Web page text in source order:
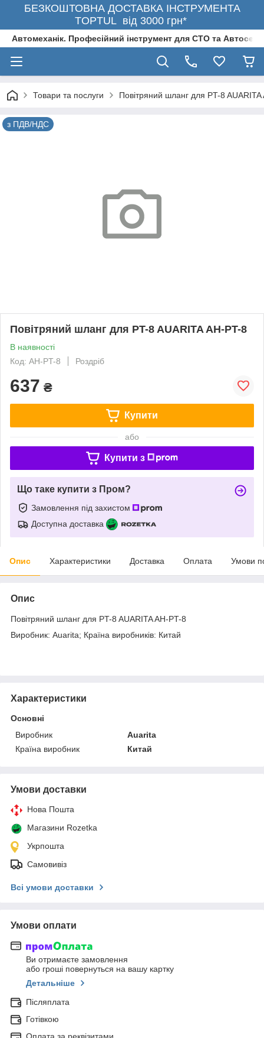
БЕЗКОШТОВНА ДОСТАВКА ІНСТРУМЕНТА
TOPTUL від 3000 грн*
Автомеханік. Професійний інструмент для СТО та
Товари та послуги Повітряний шланг для PT-8 AUARITA
з ПДВ/НДС
Повітряний шланг для PT-8 AUARITA AH-PT-8
В наявності
Код: AH-PT-8
Роздріб
637 ₴
Купити
або
Купити з
Що таке купити з Пром?
Замовлення під захистом
Доступна доставка
Опис Характеристики Доставка Оплата Умови
Опис
Повітряний шланг для PT-8 AUARITA AH-PT-8
Виробник: Auarita; Країна виробників: Китай
Характеристики
Основні
Виробник
Auarita
Країна виробник
Китай
Умови доставки
Нова Пошта
Магазини Rozetka
Укрпошта
Самовивіз
Всі умови доставки
Умови оплати
Ви отримаєте замовлення
або гроші повернуться на вашу картку
Детальніше
Післяплата
Готівкою